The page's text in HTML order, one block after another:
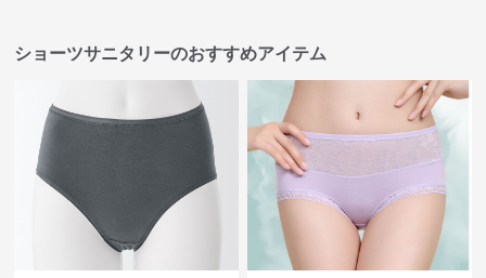
ショーツサニタリーのおすすめアイテム